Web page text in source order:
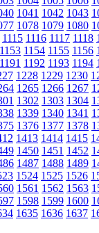
1041 1042 1043
1078 1079 1080
1115 1116 1117 1118
1153 1154 1155 1156
1191 1192 1193 1194
1228 1229 1230
1265 1266 1267
1302 1303 1304
1339 1340 1341
1376 1377 1378
1413 1414 1415
1450 1451 1452
1487 1488 1489
1524 1525 1526
1561 1562 1563
1598 1599 1600
1635 1636 1637